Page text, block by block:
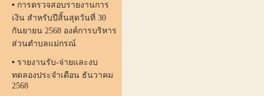
• การตรวจสอบรายงานการ
เงิน สำหรับปีสิ้นสุดวันที่ 30
กันยายน 2568 องค์การบริหาร
ส่วนตำบลแม่กรณ์
• รายงานรับ-จ่ายและงบ
ทดลองประจำเดือน ธันวาคม
2568